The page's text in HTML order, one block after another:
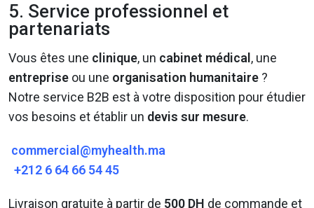
5. Service professionnel et
partenariats
Vous êtes une clinique, un cabinet médical , une
entreprise ou une organisation humanitaire ?
Notre service B2B est à votre disposition pour étudier
vos besoins et établir un devis sur mesure.
commercial@myhealth.ma
+212 6 64 66 54 45
Livraison gratuite à partir de 500 DH de commande et